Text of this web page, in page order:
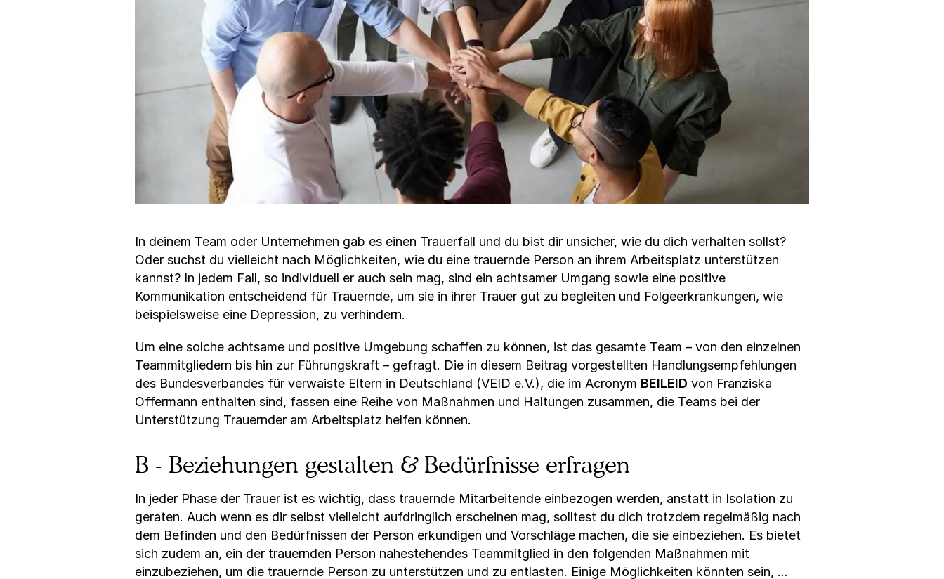
In deinem Team oder Unternehmen gab es einen Trauerfall und du bist dir unsicher, wie du dich verhalten sollst?
Oder suchst du vielleicht nach Möglichkeiten, wie du eine trauernde Person an ihrem Arbeitsplatz unterstützen
kannst? In jedem Fall, so individuell er auch sein mag, sind ein achtsamer Umgang sowie eine positive
Kommunikation entscheidend für Trauernde, um sie in ihrer Trauer gut zu begleiten und Folgeerkrankungen, wie
beispielsweise eine Depression, zu verhindern.
Um eine solche achtsame und positive Umgebung schaffen zu können, ist das gesamte Team – von den einzelnen
Teammitgliedern bis hin zur Führungskraft – gefragt. Die in diesem Beitrag vorgestellten Handlungsempfehlungen
des Bundesverbandes für verwaiste Eltern in Deutschland (VEID e.V.), die im Acronym BEILEID von Franziska
Offermann enthalten sind, fassen eine Reihe von Maßnahmen und Haltungen zusammen, die Teams bei der
Unterstützung Trauernder am Arbeitsplatz helfen können.
B - Beziehungen gestalten & Bedürfnisse erfragen
In jeder Phase der Trauer ist es wichtig, dass trauernde Mitarbeitende einbezogen werden, anstatt in Isolation zu
geraten. Auch wenn es dir selbst vielleicht aufdringlich erscheinen mag, solltest du dich trotzdem regelmäßig nach
dem Befinden und den Bedürfnissen der Person erkundigen und Vorschläge machen, die sie einbeziehen. Es bietet
sich zudem an, ein der trauernden Person nahestehendes Teammitglied in den folgenden Maßnahmen mit
einzubeziehen, um die trauernde Person zu unterstützen und zu entlasten. Einige Möglichkeiten könnten sein, ...